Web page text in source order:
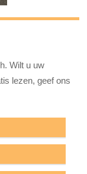
Wilt u uw
lezen, geef ons